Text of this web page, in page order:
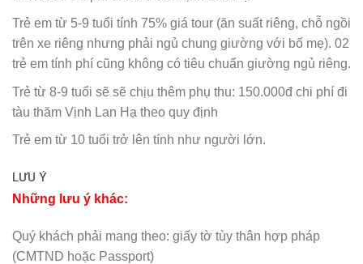
Trẻ em từ 5-9 tuổi tính 75% giá tour (ăn suất riêng, chỗ ngồi
trên xe riêng nhưng phải ngủ chung giường với bố mẹ). 02
trẻ em tính phí cũng không có tiêu chuẩn giường ngủ riêng.
Trẻ từ 8-9 tuổi sẽ sẽ chịu thêm phụ thu: 150.000đ chi phí đi
tàu thăm Vịnh Lan Hạ theo quy định
Trẻ em từ 10 tuổi trở lên tính như người lớn.
LƯU Ý
Những lưu ý khác:
Quý khách phải mang theo: giấy tờ tùy thân hợp pháp
(CMTND hoặc Passport)